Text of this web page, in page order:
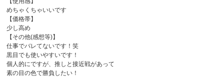
めちゃくちゃいいです
【価格帯】
少し高め
【その他(感想等)】
仕事でバレてないです！笑
黒目でも使いやすいです！
個人的にですが、推しと接近戦があって
素の目の色で勝負したい！